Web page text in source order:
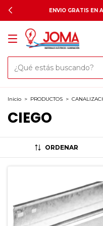
ENVIO GRATIS EN
Inicio > PRODUCTOS >
CIEGO
ORDENAR